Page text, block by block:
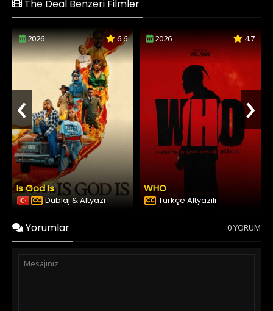
The Deal Benzeri Filmler
2026 6.6
Is God Is
Dublaj & Altyazı
2026 4.7
WHO
Türkçe Altyazılı
‹ ›
Yorumlar 0 YORUM